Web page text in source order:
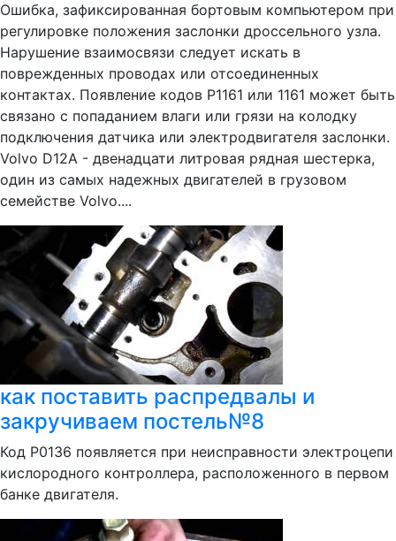
Ошибка, зафиксированная бортовым компьютером при
регулировке положения заслонки дроссельного узла.
Нарушение взаимосвязи следует искать в
поврежденных проводах или отсоединенных
контактах. Появление кодов Р1161 или 1161 может быть
связано с попаданием влаги или грязи на колодку
подключения датчика или электродвигателя заслонки.
Volvo D12A - двенадцати литровая рядная шестерка,
один из самых надежных двигателей в грузовом
семействе Volvo....
как поставить распредвалы и
закручиваем постель№8
Код Р0136 появляется при неисправности электроцепи
кислородного контроллера, расположенного в первом
банке двигателя.